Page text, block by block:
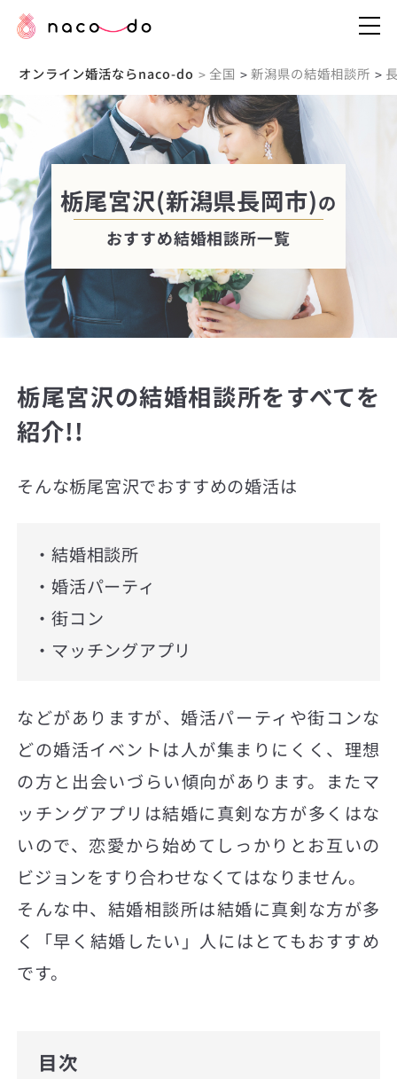
オンライン婚活ならnaco-do > 全国 > 新潟県の結婚相談所 >
栃尾宮沢(新潟県長岡市)の
おすすめ結婚相談所一覧
栃尾宮沢の結婚相談所をすべてを
紹介!!
そんな栃尾宮沢でおすすめの婚活は
・結婚相談所
・婚活パーティ
・街コン
・マッチングアプリ
などがありますが、婚活パーティや街コンな
どの婚活イベントは人が集まりにくく、理想
の方と出会いづらい傾向があります。またマ
ッチングアプリは結婚に真剣な方が多くはな
いので、恋愛から始めてしっかりとお互いの
ビジョンをすり合わせなくてはなりません。
そんな中、結婚相談所は結婚に真剣な方が多
く「早く結婚したい」人にはとてもおすすめ
です。
目次